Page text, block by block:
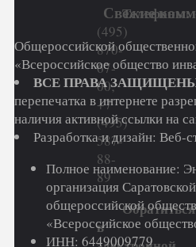
Телефоны:
(495)
870-
67-
00;
+7
(495)
587-
88-
89
Обратиться
в
Свежие
Общероссийской
«Всероссийское общество
ВСЕ ПРАВА
перепечатка в интернете
наличия активной ссылки на
Разработка и дизайн: Веб-
Полное наименование:
организация
общероссийской
«Всероссийское
ИНН: 6449009779